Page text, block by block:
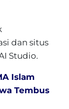
dan situs
Studio.
Islam
Tembus